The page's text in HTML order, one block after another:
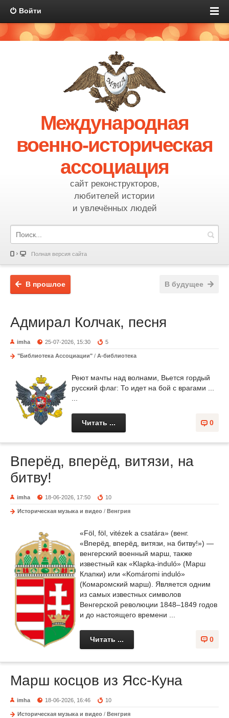
Войти
Международная
военно-историческая
ассоциация
сайт реконструкторов,
любителей истории
и увлечённых людей
Полная версия сайта
В будущее
В прошлое
Адмирал Колчак, песня
imha 25-07-2026, 15:30 5
"Библиотека Ассоциации" / А-библиотека
Реют мачты над волнами, Вьется гордый
русский флаг: То идет на бой с врагами ...
0
Читать ...
Вперёд, вперёд, витязи, на
битву!
imha 18-06-2026, 17:50 10
Историческая музыка и видео / Венгрия
«Föl, föl, vitézek a csatára» (венг.
«Вперёд, вперёд, витязи, на битву!») —
венгерский военный марш, также
известный как «Klapka-induló» (Марш
Клапки) или «Komáromi induló»
(Комаромский марш). Является одним
из самых известных символов
Венгерской революции 1848–1849 годов
и до настоящего времени ...
0
Читать ...
Марш косцов из Ясс-Куна
imha 18-06-2026, 16:46 10
Историческая музыка и видео / Венгрия